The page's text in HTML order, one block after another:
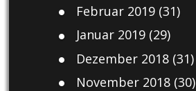
Februar 2019(31)
Januar 2019(29)
Dezember 2018(31)
November 2018(30)